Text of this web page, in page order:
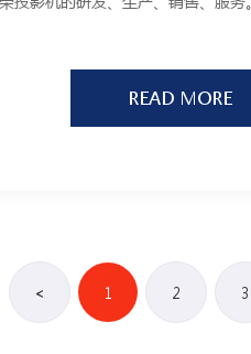
READ MORE
< 1 2 3